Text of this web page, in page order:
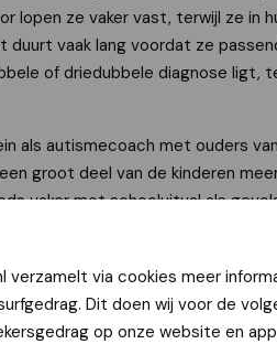
verzamelt via cookies meer
Dit doen wij voor de
op onze website en
lopen ze vaker vast, terwijl ze in
vaak lang voordat ze
of driedubbele diagnose ligt,
als autismecoach met ouders van
groot deel van de kinderen
vaker met schooluitval als
komen, als de omgeving snapt
vond ik deze actie zo belangrijk.
de mentale gezondheid van
lang wachten totdat ze op zoek